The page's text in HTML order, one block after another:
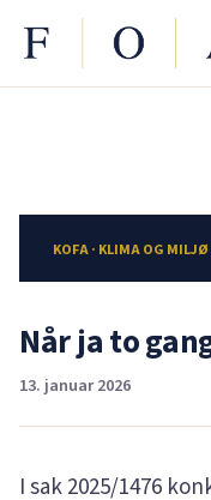
KOFA · KLIMA OG MILJØ
Når ja to
13. januar 2026
I sak2025/1476